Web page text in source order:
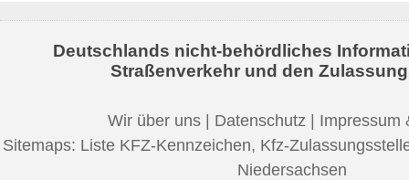
Deutschlands nicht-behördliches
Straßenverkehr und den
Wir über uns | Datenschutz | Impressum
Sitemaps: Liste KFZ-Kennzeichen, Kfz-
Niedersachsen